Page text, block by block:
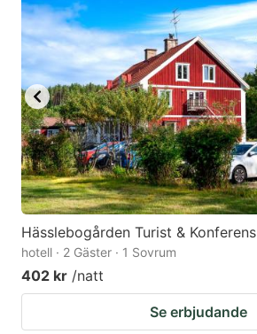
Hässlebogården Turist & Konferens
hotell · 2 Gäster · 1 Sovrum
402 kr /natt
Se erbjudande